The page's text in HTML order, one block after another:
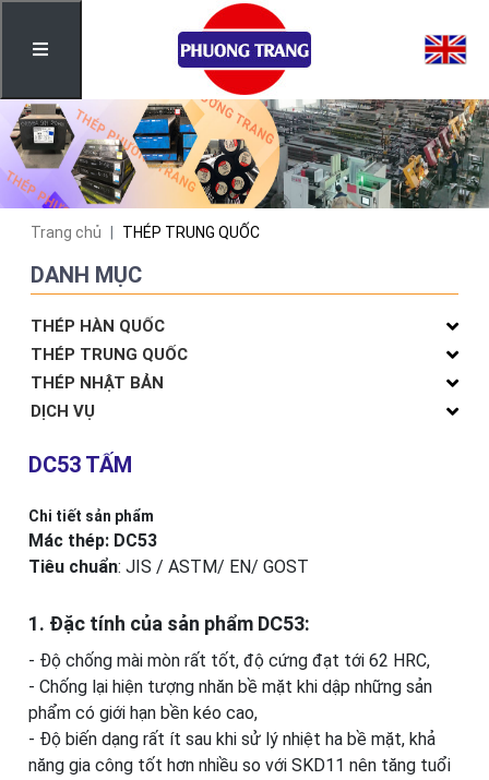
Trang chủ THÉP TRUNG QUỐC
DANH MỤC
THÉP HÀN QUỐC
THÉP TRUNG QUỐC
THÉP NHẬT BẢN
DỊCH VỤ
DC53 TẤM
Chi tiết sản phẩm
Mác thép: DC53
Tiêu chuẩn: JIS / ASTM/ EN/ GOST
1. Đặc tính của sản phẩm DC53:
- Độ chống mài mòn rất tốt, độ cứng đạt tới 62 HRC,
- Chống lại hiện tượng nhăn bề mặt khi dập những sản
phẩm có giới hạn bền kéo cao,
- Độ biến dạng rất ít sau khi sử lý nhiệt ha bề mặt, khả
năng gia công tốt hơn nhiều so với SKD11 nên tăng tuổi